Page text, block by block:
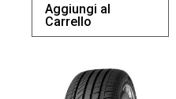
Aggiungi al
Carrello